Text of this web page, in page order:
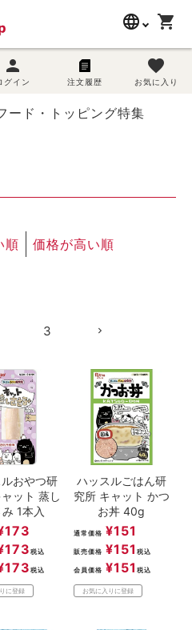
language
name
shopping_cart
person
グイン 注文履歴
favorite
お気に入り
search
person 新規会員登録
ード・トッピング特集
順
価格が高い順
3
おやつ研
ット 蒸し
1本入
173
173 税込
173 税込
に登録
ハッスルごはん研
究所 キャット かつ
お丼 40g
通常価格 ¥151
販売価格 ¥151 税込
会員価格 ¥151 税込
お気に入りに登録